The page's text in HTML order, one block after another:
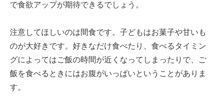
で食欲アップが期待できるでしょう。
注意してほしいのは間食です。子どもはお菓子や甘いも
のが大好きです。好きなだけ食べたり、食べるタイミン
グによってはご飯の時間が近くなってしまったりで、ご
飯を食べるときにはお腹がいっぱいということがありま
す。